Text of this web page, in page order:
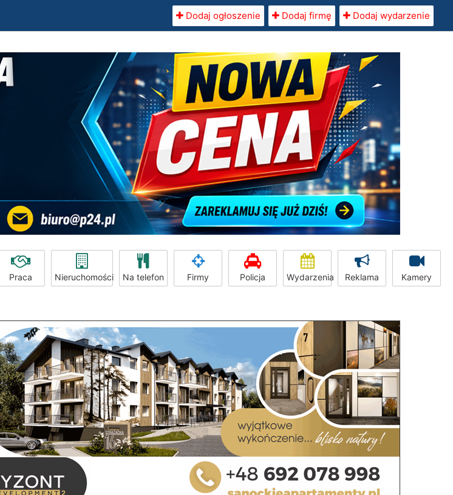
Dodaj ogłoszenie Dodaj firmę Dodaj wydarzenie
Praca Nieruchomości Na telefon Firmy Policja Wydarzenia Reklama Kamery